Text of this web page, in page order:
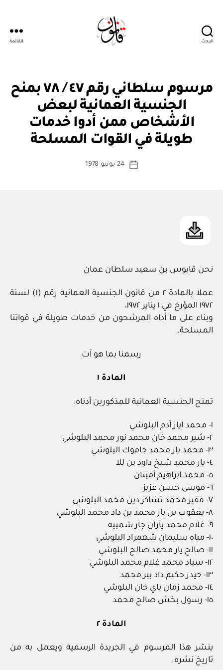
البحث القائمة
التصنيفاتم
مرسوم سلطاني رقم ٤٧ / ٧٨ بمنح
الجنسية العمانية لبعض
الأشخاص ممن أدوا خدمات
طويلة في القوات المسلحة
كاتب
بو
س
ة
تاريخ
24 يونيو 1978
نحن قابوس بن سعيد سلطان عمان
عملا بالمادة ٢ من قانون الجنسية العمانية رقم (١) لسنة
١٩٧٢ المؤرخ في ١ يناير ١٩٧٢،
وبناء على ما أداه المرشحون من خدمات طويلة في قواتنا
المسلحة.
رسمنا بما هو آت
المادة ١
تمنح الجنسية العمانية للمذكورين أدناه:
١- محمد اياز آدم البلوشي
٢- شير محمد خان محمد نور محمد البلوشي
٣- محمد يار محمد جاموك البلوشي
٤- يار محمد شيخ داود بن للا
٥- محمد ابراهيم أميتان
٦- موسى حسن عزيز
٧- فقير محمد تشاكر دين محمد البلوشي
٨- يعقوب بن يار محمد بن داد محمد البلوشي
٩- غلام محمد ياران جار شمبيه
١٠- مياه سليمان شهمراد البلوشي
١١- صالح يار محمد صالح البلوشي
١٢- سياد محمد غلام محمد البلوشي
١٣- حيدر حكيم داد بير محمد
١٤- محمد زمان باي خان البلوشي
١٥- رسول بخش صالح محمد
المادة ٢
ينشر هذا المرسوم في الجريدة الرسمية ويعمل به من
تاريخ نشره.